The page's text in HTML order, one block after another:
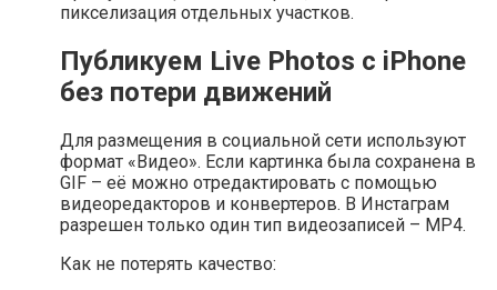
пикселизация отдельных участков.
Публикуем Live Photos с iPhone
без потери движений
Для размещения в социальной сети используют
формат «Видео». Если картинка была сохранена в
GIF – её можно отредактировать с помощью
видеоредакторов и конвертеров. В Инстаграм
разрешен только один тип видеозаписей – MP4.
Как не потерять качество: